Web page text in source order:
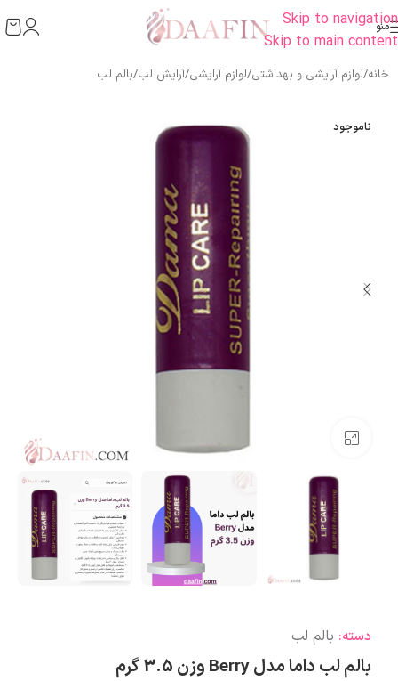
Skip to navigation
Skip to main content
منو
خانه/لوازم آرایشی و بهداشتی/لوازم آرایشی/آرایش لب/بالم لب
ناموجود
دسته: بالم لب
بالم لب داما مدل Berry وزن 3.5 گرم